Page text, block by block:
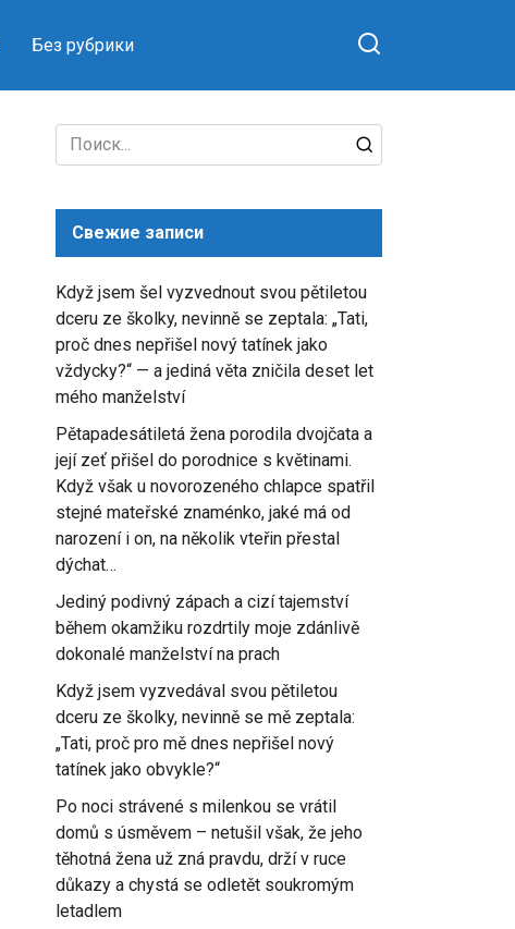
Без рубрики
Search
for:
Свежие записи
Když jsem šel vyzvednout svou pětiletou
dceru ze školky, nevinně se zeptala: „Tati,
proč dnes nepřišel nový tatínek jako
vždycky?“ — a jediná věta zničila deset let
mého manželství
Pětapadesátiletá žena porodila dvojčata a
její zeť přišel do porodnice s květinami.
Když však u novorozeného chlapce spatřil
stejné mateřské znaménko, jaké má od
narození i on, na několik vteřin přestal
dýchat…
Jediný podivný zápach a cizí tajemství
během okamžiku rozdrtily moje zdánlivě
dokonalé manželství na prach
Když jsem vyzvedával svou pětiletou
dceru ze školky, nevinně se mě zeptala:
„Tati, proč pro mě dnes nepřišel nový
tatínek jako obvykle?“
Po noci strávené s milenkou se vrátil
domů s úsměvem – netušil však, že jeho
těhotná žena už zná pravdu, drží v ruce
důkazy a chystá se odletět soukromým
letadlem